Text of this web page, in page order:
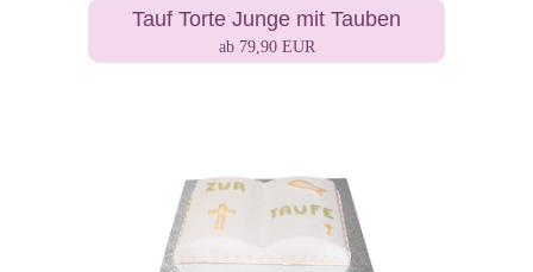
Tauf Torte Junge mit Tauben
ab 79,90 EUR